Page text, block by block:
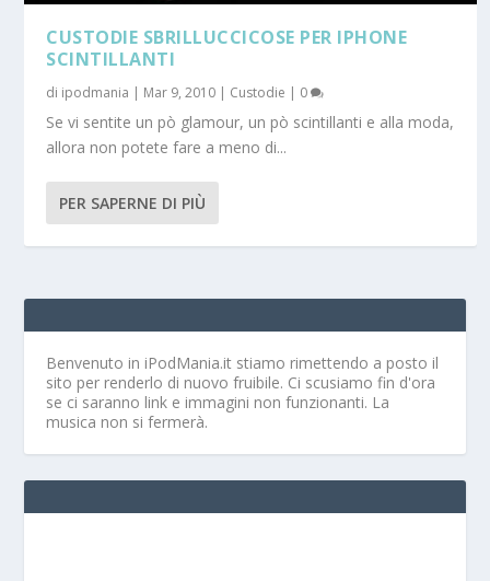
CUSTODIE SBRILLUCCICOSE PER IPHONE
SCINTILLANTI
di ipodmania | Mar 9, 2010 | Custodie | 0
Se vi sentite un pò glamour, un pò scintillanti e alla moda,
allora non potete fare a meno di...
PER SAPERNE DI PIÙ
Benvenuto in iPodMania.it stiamo rimettendo a posto il
sito per renderlo di nuovo fruibile. Ci scusiamo fin d'ora
se ci saranno link e immagini non funzionanti. La
musica non si fermerà.